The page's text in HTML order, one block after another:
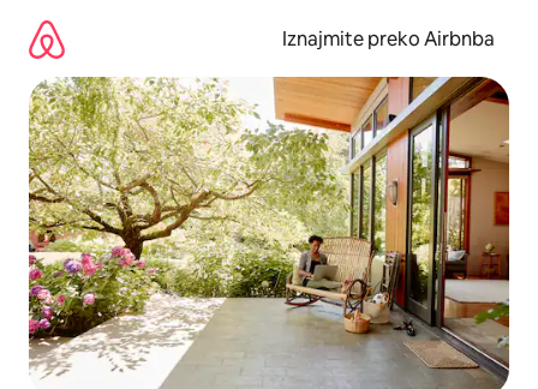
sadržaj
Iznajmite preko Airbnba